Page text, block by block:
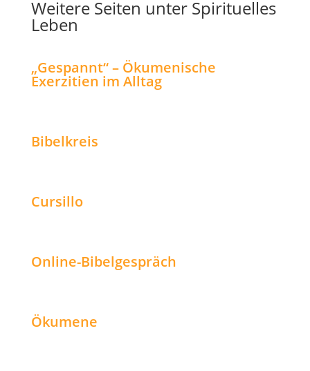
Weitere Seiten unter Spirituelles
Leben
„Gespannt“ – Ökumenische
Exerzitien im Alltag
Bibelkreis
Cursillo
Online-Bibelgespräch
Ökumene